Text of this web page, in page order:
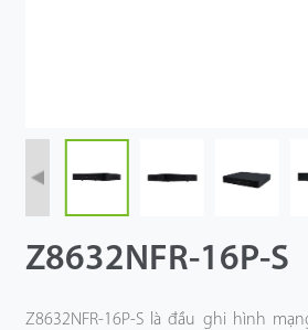
Z8632NFR-16P-S
Z8632NFR-16P-S là đầu ghi hình